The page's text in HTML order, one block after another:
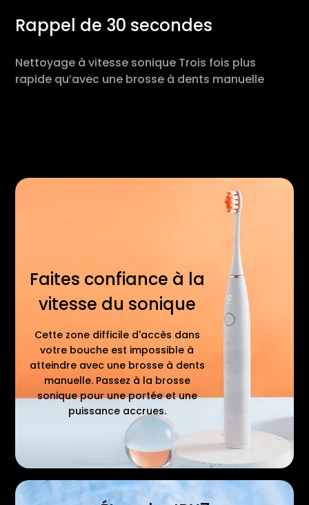
Rappel de 30 secondes
Nettoyage à vitesse sonique Trois fois plus
rapide qu’avec une brosse à dents manuelle
Faites confiance à la
vitesse du sonique
Cette zone difficile d'accès dans
votre bouche est impossible à
atteindre avec une brosse à dents
manuelle. Passez à la brosse
sonique pour une portée et une
puissance accrues.